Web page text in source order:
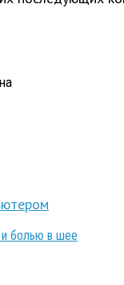
и болью в шее